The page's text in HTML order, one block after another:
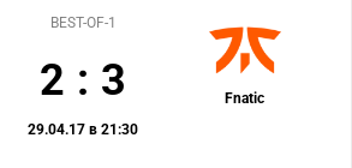
Fnatic
BEST-OF-1
2 : 3
29.04.17 в 21:30